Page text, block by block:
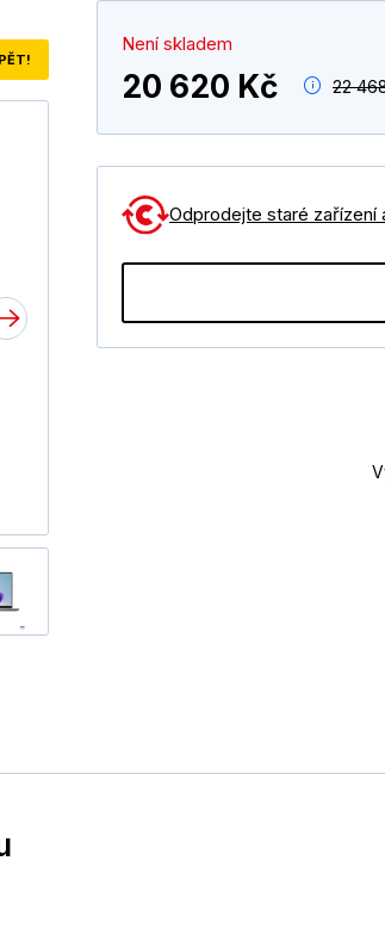
Není skladem
20 620 Kč 22
Odprodejte staré zařízení